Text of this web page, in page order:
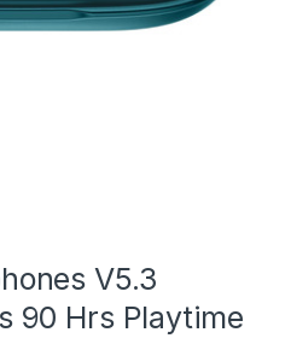
V5.3
90 Hrs Playtime